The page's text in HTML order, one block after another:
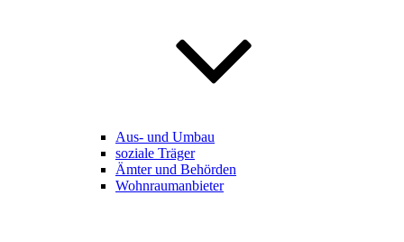
Aus- und Umbau
soziale Träger
Ämter und Behörden
Wohnraumanbieter